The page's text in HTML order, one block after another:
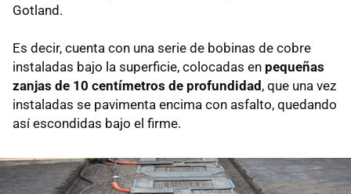
Gotland.
Es decir, cuenta con una serie de bobinas de cobre
instaladas bajo la superficie, colocadas en pequeñas
zanjas de 10 centímetros de profundidad, que una vez
instaladas se pavimenta encima con asfalto, quedando
así escondidas bajo el firme.